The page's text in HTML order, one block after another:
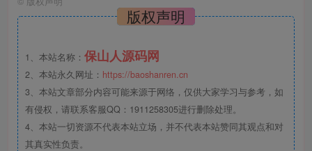
版权声明
1、本站名称： 保山人源码网
2、本站永久网址： https://baoshanren.cn
3、本站文章部分内容可能来源于网络，仅供大家学习与参考，如
有侵权，请联系客服QQ：1911258305进行删除处理。
4、本站一切资源不代表本站立场，并不代表本站赞同其观点和对
其真实性负责。